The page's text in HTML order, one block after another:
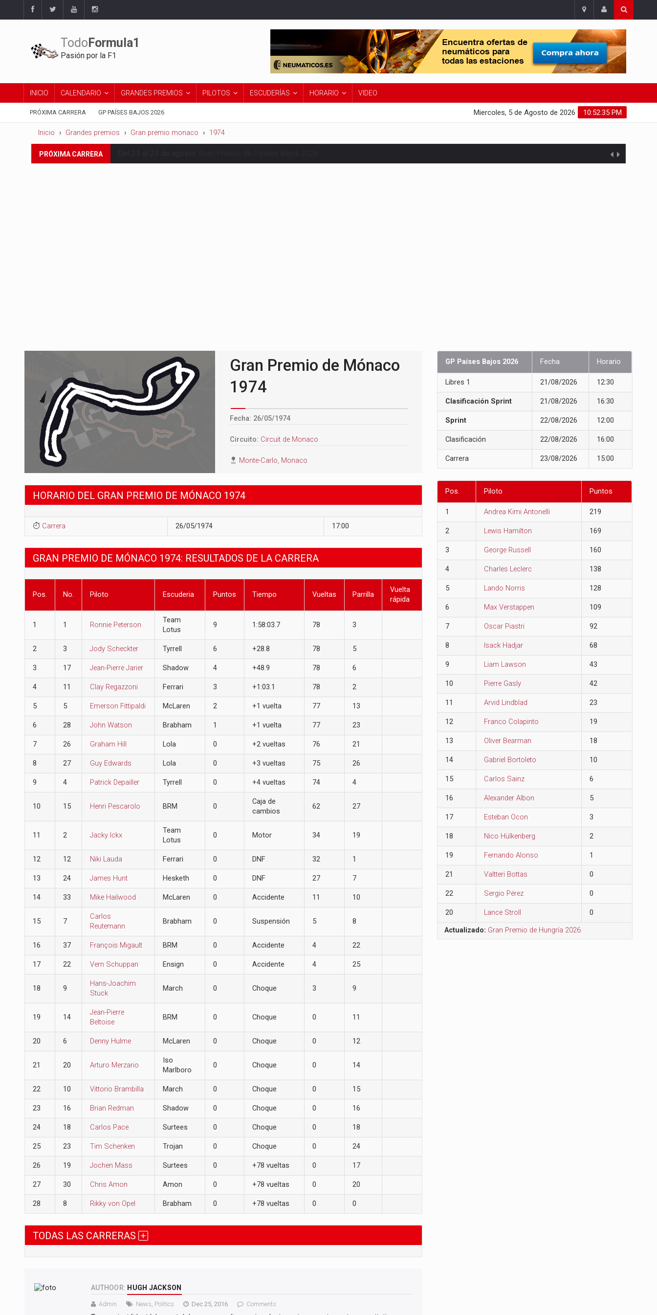
Todo Formula1
Pasión por la F1
INICIO CALENDARIO GRANDES PREMIOS PILOTOS ESCUDERÍAS HORARIO VIDEO
PRÓXIMA CARRERA GP PAÍSES BAJOS 2026 10:52:36 PM
Miercoles, 5 de Agosto de 2026
Inicio Grandes premios Gran premio monaco 1974
PRÓXIMA CARRERA
Gran Premio de Mónaco
1974
Fecha: 26/05/1974
Circuito: Circuit de Monaco
Monte-Carlo, Monaco
HORARIO DEL GRAN PREMIO DE MÓNACO 1974
Carrera 26/05/1974 17:00
GRAN PREMIO DE MÓNACO 1974: RESULTADOS DE LA CARRERA
Pos. No. Piloto Escuderia Puntos Tiempo Vueltas Parrilla
Vuelta
rápida
1 1 Ronnie Peterson
Team
Lotus
9 1:58:03.7 78 3
2 3 Jody Scheckter Tyrrell 6 +28.8 78 5
3 17 Jean-Pierre Jarier Shadow 4 +48.9 78 6
4 11 Clay Regazzoni Ferrari 3 +1:03.1 78 2
5 5 Emerson Fittipaldi McLaren 2 +1 vuelta 77 13
6 28 John Watson Brabham 1 +1 vuelta 77 23
7 26 Graham Hill Lola 0 +2 vueltas 76 21
8 27 Guy Edwards Lola 0 +3 vueltas 75 26
9 4 Patrick Depailler Tyrrell 0 +4 vueltas 74 4
10 15 Henri Pescarolo BRM 0
Caja de
cambios
62 27
11 2 Jacky Ickx
Team
Lotus
0 Motor 34 19
12 12 Niki Lauda Ferrari 0 DNF 32 1
13 24 James Hunt Hesketh 0 DNF 27 7
14 33 Mike Hailwood McLaren 0 Accidente 11 10
15 7
Carlos
Reutemann
Brabham 0 Suspensión 5 8
16 37 François Migault BRM 0 Accidente 4 22
17 22 Vern Schuppan Ensign 0 Accidente 4 25
18 9
Hans-Joachim
Stuck
March 0 Choque 3 9
19 14
Jean-Pierre
Beltoise
BRM 0 Choque 0 11
20 6 Denny Hulme McLaren 0 Choque 0 12
21 20 Arturo Merzario
Iso
Marlboro
0 Choque 0 14
22 10 Vittorio Brambilla March 0 Choque 0 15
23 16 Brian Redman Shadow 0 Choque 0 16
24 18 Carlos Pace Surtees 0 Choque 0 18
25 23 Tim Schenken Trojan 0 Choque 0 24
26 19 Jochen Mass Surtees 0 +78 vueltas 0 17
27 30 Chris Amon Amon 0 +78 vueltas 0 20
28 8 Rikky von Opel Brabham 0 +78 vueltas 0 0
TODAS LAS CARRERAS
AUTHOOR: HUGH JACKSON
Admin News, Politics Dec 25, 2016 Comments
GP Países Bajos 2026 Fecha Horario
Libres 1 21/08/2026 12:30
Clasificación Sprint 21/08/2026 16:30
Sprint 22/08/2026 12:00
Clasificación 22/08/2026 16:00
Carrera 23/08/2026 15:00
Pos. Piloto Puntos
1 Andrea Kimi Antonelli 219
2 Lewis Hamilton 169
3 George Russell 160
4 Charles Leclerc 138
5 Lando Norris 128
6 Max Verstappen 109
7 Oscar Piastri 92
8 Isack Hadjar 68
9 Liam Lawson 43
10 Pierre Gasly 42
11 Arvid Lindblad 23
12 Franco Colapinto 19
13 Oliver Bearman 18
14 Gabriel Bortoleto 10
15 Carlos Sainz 6
16 Alexander Albon 5
17 Esteban Ocon 3
18 Nico Hülkenberg 2
19 Fernando Alonso 1
21 Valtteri Bottas 0
22 Sergio Pérez 0
20 Lance Stroll 0
Actualizado: Gran Premio de Hungría 2026